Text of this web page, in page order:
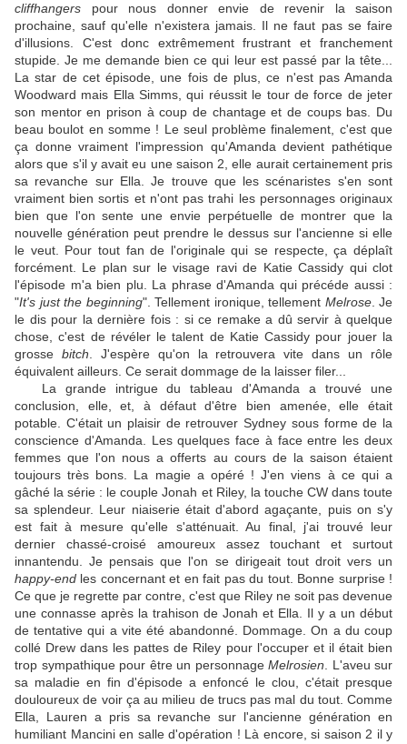
cliffhangers pour nous donner envie de revenir la saison
prochaine, sauf qu'elle n'existera jamais. Il ne faut pas se faire
d'illusions. C'est donc extrêmement frustrant et franchement
stupide. Je me demande bien ce qui leur est passé par la tête...
La star de cet épisode, une fois de plus, ce n'est pas Amanda
Woodward mais Ella Simms, qui réussit le tour de force de jeter
son mentor en prison à coup de chantage et de coups bas. Du
beau boulot en somme ! Le seul problème finalement, c'est que
ça donne vraiment l'impression qu'Amanda devient pathétique
alors que s'il y avait eu une saison 2, elle aurait certainement pris
sa revanche sur Ella. Je trouve que les scénaristes s'en sont
vraiment bien sortis et n'ont pas trahi les personnages originaux
bien que l'on sente une envie perpétuelle de montrer que la
nouvelle génération peut prendre le dessus sur l'ancienne si elle
le veut. Pour tout fan de l'originale qui se respecte, ça déplaît
forcément. Le plan sur le visage ravi de Katie Cassidy qui clot
l'épisode m'a bien plu. La phrase d'Amanda qui précéde aussi :
"It's just the beginning". Tellement ironique, tellement Melrose. Je
le dis pour la dernière fois : si ce remake a dû servir à quelque
chose, c'est de révéler le talent de Katie Cassidy pour jouer la
grosse bitch . J'espère qu'on la retrouvera vite dans un rôle
équivalent ailleurs. Ce serait dommage de la laisser filer...
La grande intrigue du tableau d'Amanda a trouvé une
conclusion, elle, et, à défaut d'être bien amenée, elle était
potable. C'était un plaisir de retrouver Sydney sous forme de la
conscience d'Amanda. Les quelques face à face entre les deux
femmes que l'on nous a offerts au cours de la saison étaient
toujours très bons. La magie a opéré ! J'en viens à ce qui a
gâché la série : le couple Jonah et Riley, la touche CW dans toute
sa splendeur. Leur niaiserie était d'abord agaçante, puis on s'y
est fait à mesure qu'elle s'atténuait. Au final, j'ai trouvé leur
dernier chassé-croisé amoureux assez touchant et surtout
innantendu. Je pensais que l'on se dirigeait tout droit vers un
happy-end les concernant et en fait pas du tout. Bonne surprise !
Ce que je regrette par contre, c'est que Riley ne soit pas devenue
une connasse après la trahison de Jonah et Ella. Il y a un début
de tentative qui a vite été abandonné. Dommage. On a du coup
collé Drew dans les pattes de Riley pour l'occuper et il était bien
trop sympathique pour être un personnage Melrosien . L'aveu sur
sa maladie en fin d'épisode a enfoncé le clou, c'était presque
douloureux de voir ça au milieu de trucs pas mal du tout. Comme
Ella, Lauren a pris sa revanche sur l'ancienne génération en
humiliant Mancini en salle d'opération ! Là encore, si saison 2 il y